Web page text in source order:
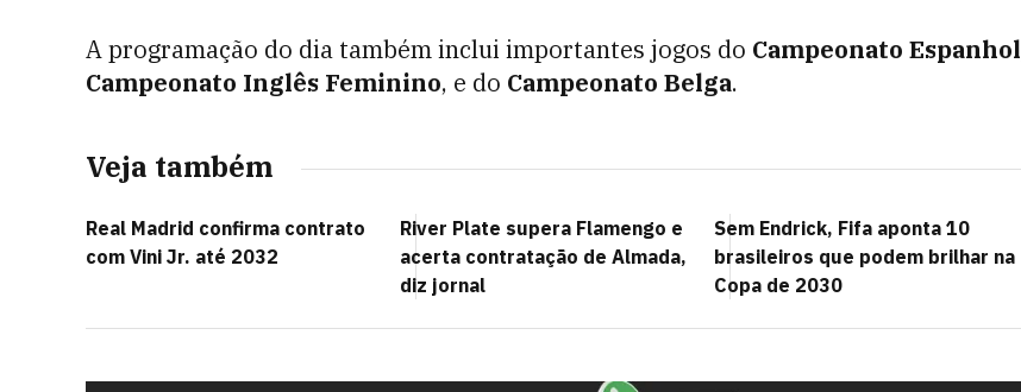
A programação do dia também inclui importantes jogos do Campeonato Espanhol
Campeonato Inglês Feminino, e do Campeonato Belga.
Veja também
Real Madrid confirma contrato
com Vini Jr. até 2032
River Plate supera Flamengo e
acerta contratação de Almada,
diz jornal
Sem Endrick, Fifa aponta 10
brasileiros que podem brilhar na
Copa de 2030